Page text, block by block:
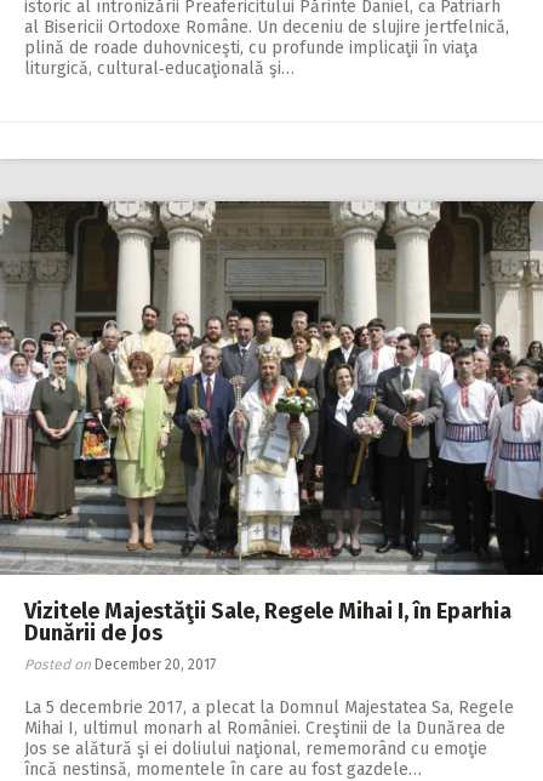
istoric al întronizării Preafericitului Părinte Daniel, ca Patriarh
al Bisericii Ortodoxe Române. Un deceniu de slujire jertfelnică,
plină de roade duhovniceşti, cu profunde im­plicaţii în viaţa
liturgică, cultural‑educaţională şi…
Vizitele Majestăţii Sale, Regele Mihai I, în Eparhia
Dunării de Jos
Posted on December 20, 2017
La 5 decembrie 2017, a plecat la Domnul Majestatea Sa, Regele
Mihai I, ultimul monarh al României. Creştinii de la Dunărea de
Jos se alătură şi ei doliului naţional, rememorând cu emoţie
încă nestinsă, momentele în care au fost gazdele…